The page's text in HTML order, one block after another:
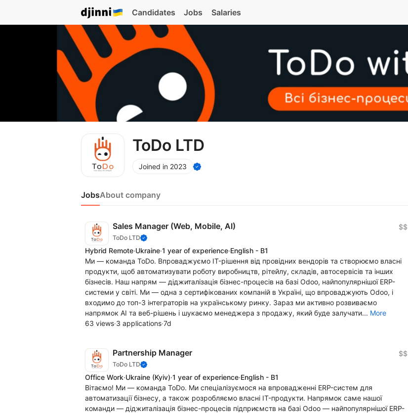
Candidates Jobs Salaries
ToDo LTD
Joined in 2023
JobsAbout company
Sales Manager (Web, Mobile, AI)
ToDo LTD
$$
Hybrid Remote·Ukraine·1 year of experience·English - B1
Ми — команда ToDo. Впроваджуємо IT-рішення від провідних вендорів та створюємо власні
продукти, щоб автоматизувати роботу виробництв, рітейлу, складів, автосервісів та інших
бізнесів. Наш напрям — діджиталізація бізнес-процесів на базі Odoo, найпопулярнішої ERP-
системи у світі. Ми — одна з сертифікованих компаній в Україні, що впроваджують Odoo, і
входимо до топ-3 інтеграторів на українському ринку. Зараз ми активно розвиваємо
напрямок AI та веб-рішень і шукаємо менеджера з продажу, який буде залучати... More
63 views·3 applications·7d
Partnership Manager
ToDo LTD
$$
Office Work·Ukraine (Kyiv)·1 year of experience·English - B1
Вітаємо! Ми — команда ToDo. Ми спеціалізуємося на впровадженні ERP-систем для
автоматизації бізнесу, а також розробляємо власні IT-продукти. Напрямок саме нашої
команди — діджиталізація бізнес-процесів підприємств на базі Odoo — найпопулярнішої ERP-